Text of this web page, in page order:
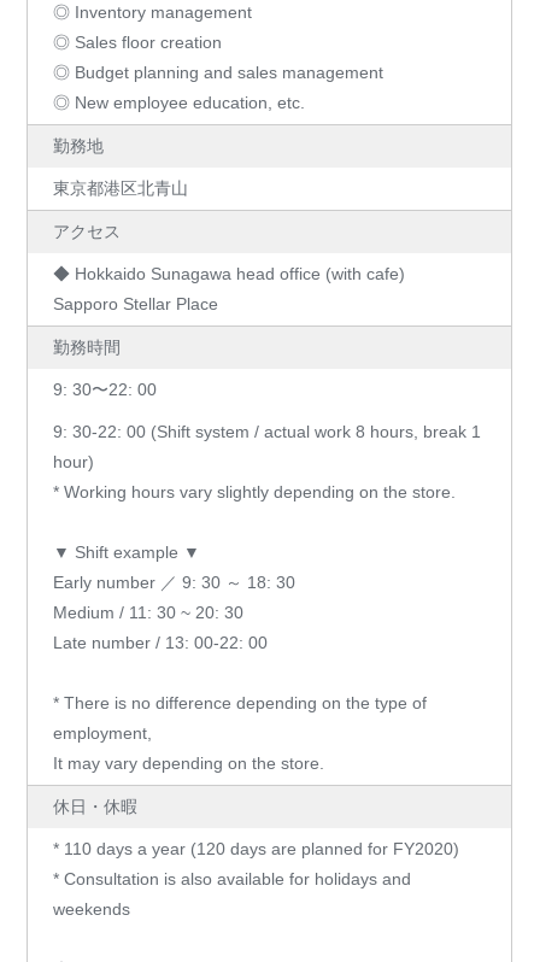
◎ Inventory management
◎ Sales floor creation
◎ Budget planning and sales management
◎ New employee education, etc.
勤務地
東京都港区北青山
アクセス
◆ Hokkaido Sunagawa head office (with cafe)
Sapporo Stellar Place
勤務時間
9: 30〜22: 00
9: 30-22: 00 (Shift system / actual work 8 hours, break 1
hour)
* Working hours vary slightly depending on the store.
▼ Shift example ▼
Early number ／ 9: 30 ～ 18: 30
Medium / 11: 30 ~ 20: 30
Late number / 13: 00-22: 00
* There is no difference depending on the type of
employment,
It may vary depending on the store.
休日・休暇
* 110 days a year (120 days are planned for FY2020)
* Consultation is also available for holidays and
weekends